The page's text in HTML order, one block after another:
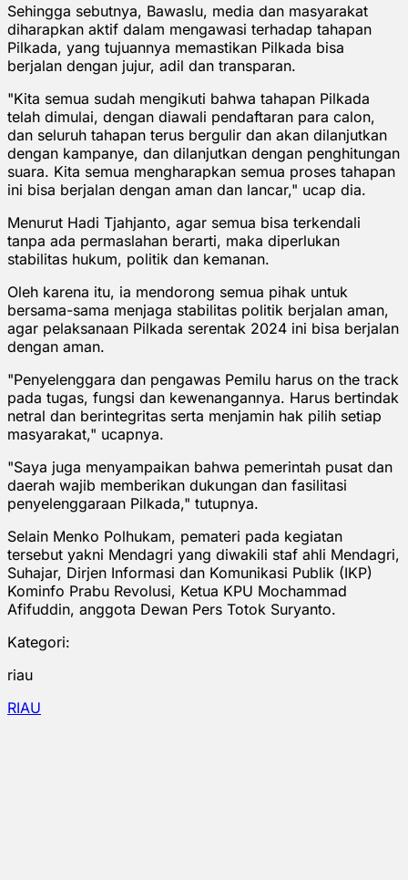
Sehingga sebutnya, Bawaslu, media dan masyarakat
diharapkan aktif dalam mengawasi terhadap tahapan
Pilkada, yang tujuannya memastikan Pilkada bisa
berjalan dengan jujur, adil dan transparan.
"Kita semua sudah mengikuti bahwa tahapan Pilkada
telah dimulai, dengan diawali pendaftaran para calon,
dan seluruh tahapan terus bergulir dan akan dilanjutkan
dengan kampanye, dan dilanjutkan dengan penghitungan
suara. Kita semua mengharapkan semua proses tahapan
ini bisa berjalan dengan aman dan lancar," ucap dia.
Menurut Hadi Tjahjanto, agar semua bisa terkendali
tanpa ada permaslahan berarti, maka diperlukan
stabilitas hukum, politik dan kemanan.
Oleh karena itu, ia mendorong semua pihak untuk
bersama-sama menjaga stabilitas politik berjalan aman,
agar pelaksanaan Pilkada serentak 2024 ini bisa berjalan
dengan aman.
"Penyelenggara dan pengawas Pemilu harus on the track
pada tugas, fungsi dan kewenangannya. Harus bertindak
netral dan berintegritas serta menjamin hak pilih setiap
masyarakat," ucapnya.
"Saya juga menyampaikan bahwa pemerintah pusat dan
daerah wajib memberikan dukungan dan fasilitasi
penyelenggaraan Pilkada," tutupnya.
Selain Menko Polhukam, pemateri pada kegiatan
tersebut yakni Mendagri yang diwakili staf ahli Mendagri,
Suhajar, Dirjen Informasi dan Komunikasi Publik (IKP)
Kominfo Prabu Revolusi, Ketua KPU Mochammad
Afifuddin, anggota Dewan Pers Totok Suryanto.
Kategori:
riau
RIAU